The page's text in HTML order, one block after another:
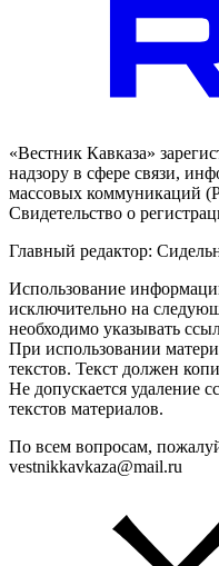
«Вестник Кавказа»
надзору в сфере связи,
массовых коммуникаций
Свидетельство о
Главный редактор:
Использование
исключительно на
необходимо указывать
При использовании
текстов. Текст должен
Не допускается удаление
текстов материалов.
По всем вопросам,
vestnikkavkaza@mail.ru